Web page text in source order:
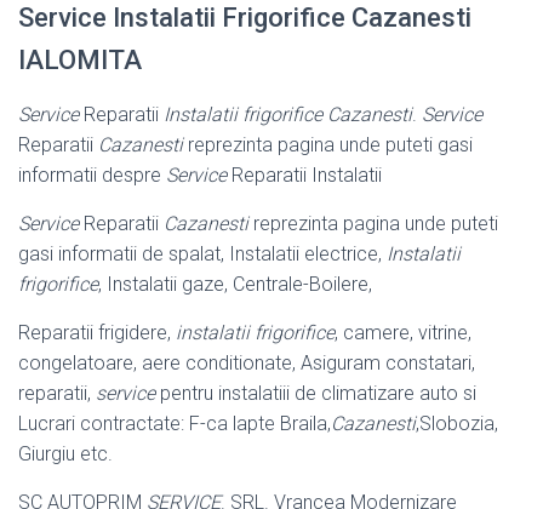
Service Instalatii Frigorifice Cazanesti
IALOMITA
ServiceReparatii Instalatii frigorifice Cazanesti. Service
Reparatii Cazanestireprezinta pagina unde puteti gasi
informatii despre ServiceReparatii Instalatii
ServiceReparatii Cazanestireprezinta pagina unde puteti
gasi informatii de spalat, Instalatii electrice, Instalatii
frigorifice, Instalatii gaze, Centrale-Boilere,
Reparatii frigidere, instalatii frigorifice, camere, vitrine,
congelatoare, aere conditionate, Asiguram constatari,
reparatii, servicepentru instalatiii de climatizare auto si
Lucrari contractate: F-ca lapte Braila,Cazanesti,Slobozia,
Giurgiu etc.
SC AUTOPRIM SERVICE. SRL. Vrancea Modernizare